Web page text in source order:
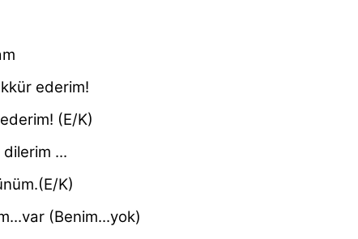
ederim!
(E/K)
dilerim ...
K)
(Benim...yok)